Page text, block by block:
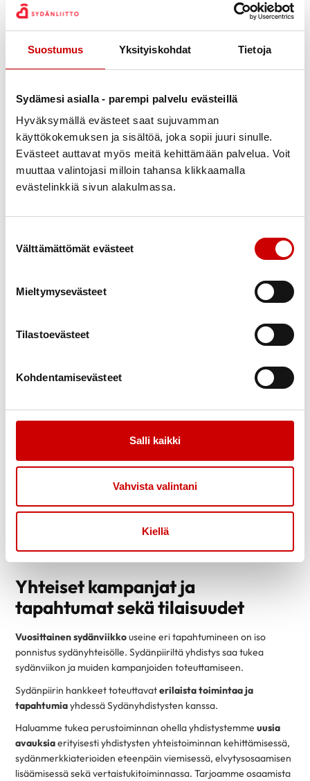
Suostumus Yksityiskohdat Tietoja
Sydämesi asialla - parempi palvelu evästeillä
Hyväksymällä evästeet saat sujuvamman
käyttökokemuksen ja sisältöä, joka sopii juuri sinulle.
Evästeet auttavat myös meitä kehittämään palvelua. Voit
muuttaa valintojasi milloin tahansa klikkaamalla
evästelinkkiä sivun alakulmassa.
Välttämättömät evästeet
Mieltymysevästeet
Tilastoevästeet
Kohdentamisevästeet
Salli kaikki
Vahvista valintani
Kiellä
Yhdistyskummi -toiminta
Sydänyhdistykselle oman yhdistyskummin. Yhdistyskummin
kanssa Sydänyhdistyksen toimijat voivat kehittää yhdistyksen
kehittämishankkeet näkyvät yhdistyksen toiminta-alueella ja
miten ne voivat linkittyä osaksi yhdistyksen toimintaa yhdessä eri
yhteistyökumppaneiden kanssa.
Kristiina Pigg: Jyväskylän Sydänyhdistys, Kangasniemen
Sydänyhdistys, Pieksämäen Seudun Sydänyhdistys
Emmiina Vertanen: Ääneseudun Sydänyhdistys, Jämsän
Outi Raatikainen: Joutsan Seudun Sydänyhdistys, Laukaan
Sara Antikainen: Karstulan Seudun Sydänyhdistys,
Sydänyhdistys
yhteystietosivulta
Yhteiset kampanjat ja
tapahtumat sekä tilaisuudet
Vuosittainen sydänviikkouseine eri tapahtumineen on iso
ponnistus sydänyhteisölle. Sydänpiiriltä yhdistys saa tukea
sydänviikon ja muiden kampanjoiden toteuttamiseen.
Sydänpiirin hankkeet toteuttavaterilaista toimintaa ja
tapahtumiayhdessä Sydänyhdistysten kanssa.
Haluamme tukea perustoiminnan ohella yhdistystemme uusia
avauksiaerityisesti yhdistysten yhteistoiminnan kehittämisessä,
sydänmerkkiaterioiden eteenpäin viemisessä, elvytysosaamisen
lisäämisessä sekä vertaistukitoiminnassa. Tarjoamme osaamista